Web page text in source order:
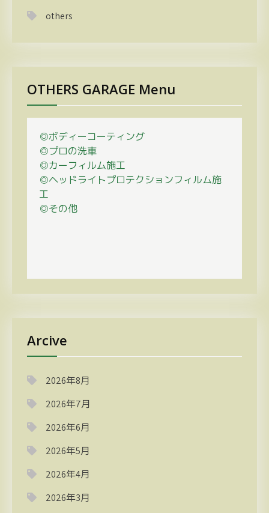
others
OTHERS GARAGE Menu
◎ボディーコーティング
◎プロの洗車
◎カーフィルム施工
◎ヘッドライトプロテクションフィルム施
工
◎その他
Arcive
2026年8月
2026年7月
2026年6月
2026年5月
2026年4月
2026年3月